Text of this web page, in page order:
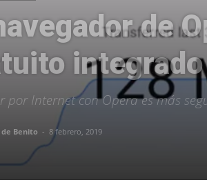
de
integrado
por Internet con Opera es más
Benito - 8 febrero, 2019